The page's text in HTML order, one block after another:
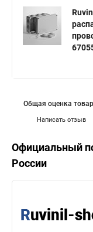
Написать отзыв
Общая оценка
Официальный
России